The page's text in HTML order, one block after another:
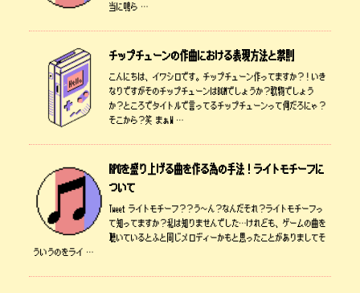
当に鳴ら …
チップチューンの作曲における表現方法と禁則
こんにちは、イワシロです。チップチューン作ってますか？！いき
なりですがそのチップチューンはBGMでしょうか？歌物でしょう
か？ところでタイトルで言ってるチップチューンって何だろにゃ？
そこから？笑 まぁW …
RPGを盛り上げる曲を作る為の手法！ライトモチーフに
ついて
Tweet ライトモチーフ？？う～ん？なんだそれ？ライトモチーフっ
て知ってますか？私は知りませんでした…けれども、ゲームの曲を
聴いているとふと同じメロディーかもと思ったことがありましてそ
ういうのをライ …